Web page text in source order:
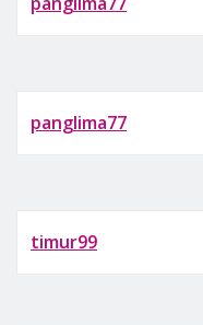
panglima77
timur99